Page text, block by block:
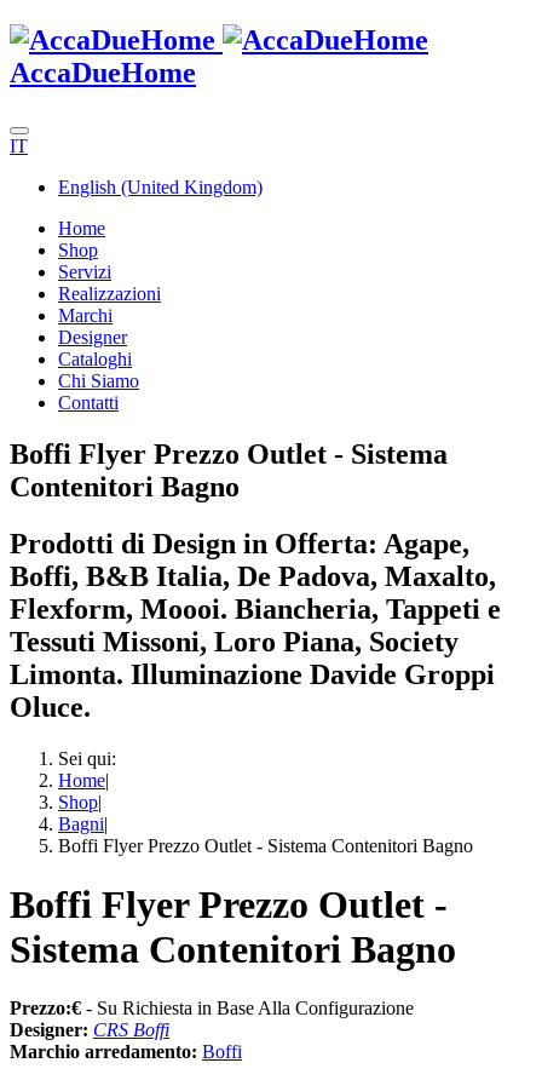
AccaDueHome
IT
English (United Kingdom)
Home
Shop
Servizi
Realizzazioni
Marchi
Designer
Cataloghi
Chi Siamo
Contatti
Boffi Flyer Prezzo Outlet - Sistema
Contenitori Bagno
Prodotti di Design in Offerta: Agape,
Boffi, B&B Italia, De Padova, Maxalto,
Flexform, Moooi. Biancheria, Tappeti e
Tessuti Missoni, Loro Piana, Society
Limonta. Illuminazione Davide Groppi
Oluce.
Sei qui:
Home|
Shop|
Bagni|
Boffi Flyer Prezzo Outlet - Sistema Contenitori Bagno
Boffi Flyer Prezzo Outlet -
Sistema Contenitori Bagno
Prezzo:€ - Su Richiesta in Base Alla Configurazione
Designer: CRS Boffi
Marchio arredamento: Boffi